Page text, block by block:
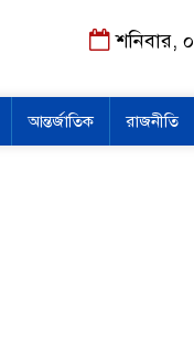
শনিবার,
আন্তর্জাতিক রাজনীতি